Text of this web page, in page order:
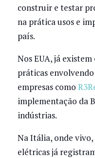
construir e testar
na prática usos e
país.
Nos EUA, já
práticas
empresas como
implementação da
indústrias.
Na Itália, onde
elétricas já